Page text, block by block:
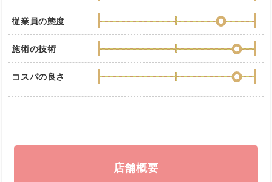
従業員の態度
施術の技術
コスパの良さ
店舗概要